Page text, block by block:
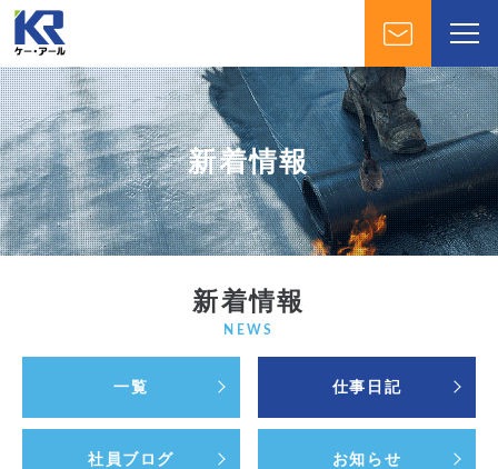
新着情報
新着情報
NEWS
一覧 仕事日記
社員ブログ お知らせ